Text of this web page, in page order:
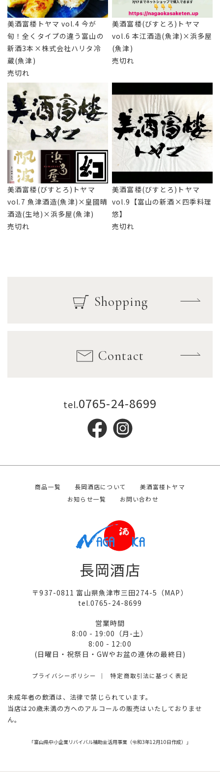
美酒富楼トヤマ vol.4 今が
旬！全くタイプの違う富山の
新酒3本×株式会社ハリタ冷
蔵(魚津)
売切れ
美酒富楼(びすとろ)トヤマ
vol.6 本江酒造(魚津)×浜多屋
(魚津)
売切れ
美酒富楼(びすとろ)トヤマ
vol.7 魚津酒造(魚津)×皇國晴
酒造(生地)×浜多屋(魚津)
売切れ
美酒富楼(びすとろ)トヤマ
vol.9【富山の新酒×四季料理
悠】
売切れ
Shopping
Contact
tel.0765-24-8699
商品一覧 長岡酒店について
美酒富楼トヤマ
お知らせ一覧
お問い合わせ
長岡酒店
〒937-0811 富山県魚津市三田274-5（MAP）
tel.0765-24-8699
営業時間
8:00 - 19:00（月-土）
8:00 - 12:00
(日曜日・祝祭日・GWやお盆の連休の最終日)
プライバシーポリシー 特定商取引法に基づく表記
未成年者の飲酒は、法律で禁じられています。
当店は20歳未満の方へのアルコールの販売はいたしておりませ
ん。
「富山県中小企業リバイバル補助金活用事業（令和3年12月10日作成）」